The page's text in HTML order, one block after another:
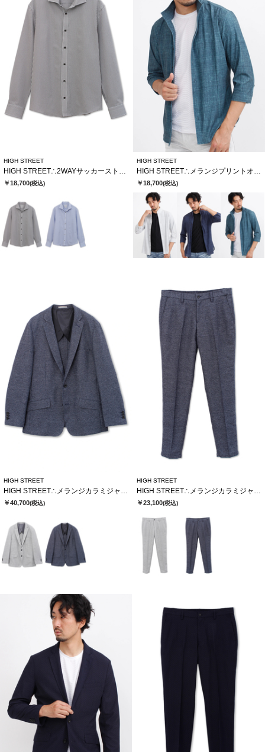
HIGH STREET
HIGH STREET∴2WAYサッカーストライプカッタウェイシャツ
￥18,700(税込)
HIGH STREET
HIGH STREET∴メランジプリントオブロングシチブソデシャツ
￥18,700(税込)
HIGH STREET
HIGH STREET∴メランジカラミジャージJK
￥40,700(税込)
HIGH STREET
HIGH STREET∴メランジカラミジャージイージーPT
￥23,100(税込)